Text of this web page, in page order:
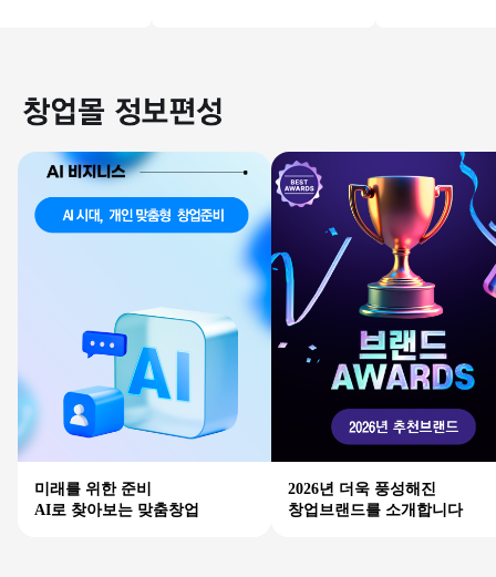
미래를 위한 준비
AI로 찾아보는 맞춤창업
2026년 더욱 풍성해진
창업브랜드를 소개합니다